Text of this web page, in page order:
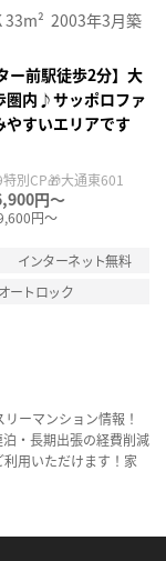
に入
り登
33m² 2003年3月築
ー前駅徒歩2分】大
圏内♪サッポロファ
やすいエリアです
別CP🎁大通東601
円～
円～
インターネット無料
オートロック
ーマンション情報！
・長期出張の経費削減
用いただけます！家